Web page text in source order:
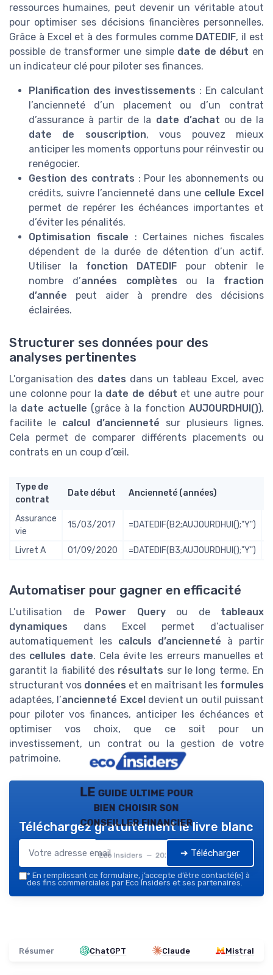
ressources humaines, peut devenir un véritable atout
pour optimiser ses décisions financières personnelles.
Grâce à Excel et à des formules comme DATEDIF, il est
possible de transformer une simple date de début en
un indicateur clé pour piloter ses finances.
Planification des investissements : En calculant
l’ancienneté d’un placement ou d’un contrat
d’assurance à partir de la date d’achat ou de la
date de souscription, vous pouvez mieux
anticiper les moments opportuns pour réinvestir ou
renégocier.
Gestion des contrats : Pour les abonnements ou
crédits, suivre l’ancienneté dans une cellule Excel
permet de repérer les échéances importantes et
d’éviter les pénalités.
Optimisation fiscale : Certaines niches fiscales
dépendent de la durée de détention d’un actif.
Utiliser la fonction DATEDIF pour obtenir le
nombre d’années complètes ou la fraction
d’année peut aider à prendre des décisions
éclairées.
Structurer ses données pour des
analyses pertinentes
L’organisation des dates dans un tableau Excel, avec
une colonne pour la date de début et une autre pour
la date actuelle (grâce à la fonction AUJOURDHUI()),
facilite le calcul d’ancienneté sur plusieurs lignes.
Cela permet de comparer différents placements ou
contrats en un coup d’œil.
Type de
contrat
Date début Ancienneté (années)
Assurance
vie
15/03/2017 =DATEDIF(B2;AUJOURDHUI();"Y")
Livret A 01/09/2020 =DATEDIF(B3;AUJOURDHUI();"Y")
Automatiser pour gagner en efficacité
L’utilisation de Power Queryou de tableaux
dynamiques dans Excel permet d’actualiser
automatiquement les calculs d’ancienneté à partir
des cellules date. Cela évite les erreurs manuelles et
garantit la fiabilité des résultats sur le long terme. En
structurant vos données et en maîtrisant les formules
adaptées, l’ancienneté Exceldevient un outil puissant
pour piloter vos finances, anticiper les échéances et
optimiser vos choix, que ce soit pour un
investissement, un contrat ou la gestion de votre
patrimoine.
LE guide ultime pour
bien choisir son
conseiller financier
Eco Insiders — 2026
Téléchargez gratuitement le livre blanc
➔ Télécharger
* En remplissant ce formulaire, j’accepte d’être contacté(e) à
des fins commerciales par Eco Insiders et ses partenaires.
Résumer ChatGPT Claude Mistral